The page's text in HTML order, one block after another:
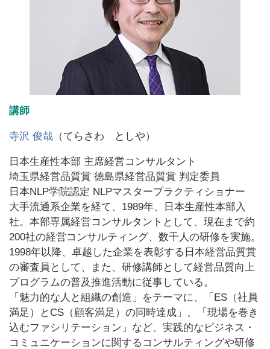
講師
寺沢 俊哉 （てらさわ としや）
日本生産性本部 主席経営コンサルタント
埼玉県経営品質賞 徳島県経営品質賞 判定委員
日本NLP学院認定 NLPマスタープラクティショナー
大手流通系企業を経て、1989年、日本生産性本部入
社。本部専属経営コンサルタントとして、現在まで約
200社の経営コンサルティング、数千人の研修を実施。
1998年以降、卓越した企業を表彰する日本経営品質賞
の審査員として、また、研修講師として経営品質向上
プログラムの普及推進活動に従事している。
「魅力的な人と組織の創造」をテーマに、「ES（社員
満足）とCS（顧客満足）の同時達成」、「現場を巻き
込むファシリテーション」など、実践的なビジネス・
コミュニケーションに関するコンサルティングや研修